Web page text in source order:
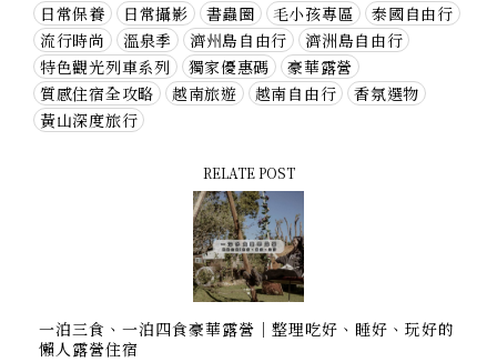
日常保養
日常攝影 書蟲圈 毛小孩專區
泰國自由行
流行時尚
溫泉季 濟州島自由行
濟洲島自由行
特色觀光列車系列
獨家優惠碼
豪華露營
質感住宿全攻略
越南旅遊 越南自由行
香氛選物
黃山深度旅行
RELATE POST
一泊三食、一泊四食豪華露營｜整理吃好、睡好、玩好的
懶人露營住宿